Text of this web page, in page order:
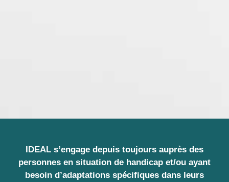
IDEAL s’engage depuis toujours auprès des
personnes en situation de handicap et/ou ayant
besoin d’adaptations spécifiques dans leurs